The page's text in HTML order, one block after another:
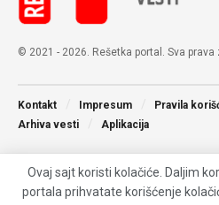
© 2021 - 2026. Rešetka portal. Sva prava
Kontakt Impresum Pravila
Arhiva vesti
Aplikacija
Ovaj sajt koristi kolačiće. Daljim
portala prihvatate korišćenje